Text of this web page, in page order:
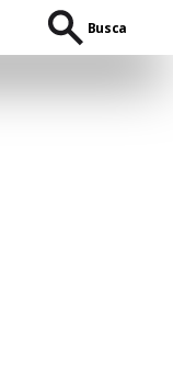
Busca